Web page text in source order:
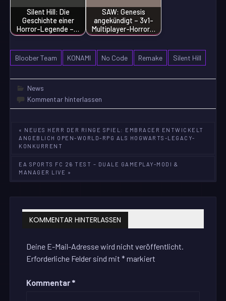
Silent Hill: Die
Geschichte einer
Horror-Legende –…
SAW: Genesis
angekündigt – 3v1-
Multiplayer-Horror…
Bloober Team KONAMI No Code Remake Silent Hill
News
Kommentar hinterlassen
Beitragsnavigation
« NEUES HERR DER RINGE SPIEL: EMBRACER ENTWICKELT
ANGEBLICH OPEN-WORLD-RPG ALS HOGWARTS-LEGACY-
KONKURRENT
EA SPORTS FC 26 TEST – DUALE GAMEPLAY-MODI &
MANAGER LIVE »
KOMMENTAR HINTERLASSEN
Deine E-Mail-Adresse wird nicht veröffentlicht.
Erforderliche Felder sind mit*markiert
Kommentar *